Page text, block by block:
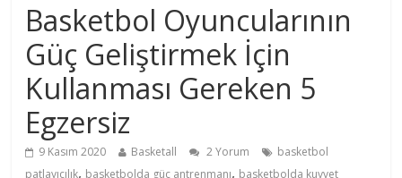
Basketbol Oyuncularının
Güç Geliştirmek İçin
Kullanması Gereken 5
Egzersiz
9 Kasım 2020 Basketall 2 Yorum
basketbol
patlayıcılık, basketbolda güç antrenmanı, basketbolda kuvvet